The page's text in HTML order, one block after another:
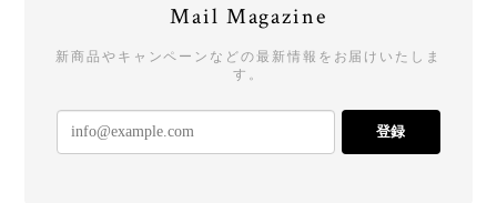
Mail Magazine
新商品やキャンペーンなどの最新情報をお届けいたしま
す。
登録